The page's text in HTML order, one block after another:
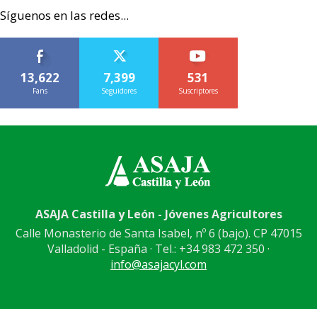
Síguenos en las redes...
13,622
Fans
7,399
Seguidores
531
Suscriptores
ASAJA Castilla y León - Jóvenes Agricultores
Calle Monasterio de Santa Isabel, nº 6 (bajo). CP 47015
Valladolid - España · Tel.: +34 983 472 350 ·
info@asajacyl.com